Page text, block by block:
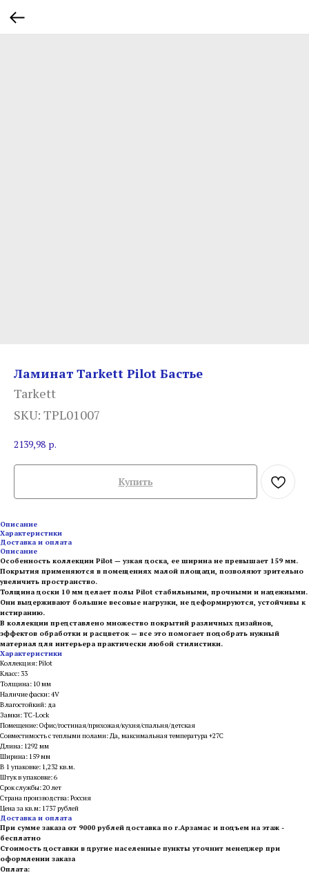
Ламинат Tarkett Pilot Бастье
Tarkett
SKU: TPL01007
2139,98 р.
Купить
Описание
Характеристики
Доставка и оплата
Описание
Особенность коллекции Pilot — узкая доска, ее ширина не превышает 159 мм.
Покрытия применяются в помещениях малой площади, позволяют зрительно
увеличить пространство.
Толщина доски 10 мм делает полы Pilot стабильными, прочными и надежными.
Они выдерживают большие весовые нагрузки, не деформируются, устойчивы к
истиранию.
В коллекции представлено множество покрытий различных дизайнов,
эффектов обработки и расцветок — все это помогает подобрать нужный
материал для интерьера практически любой стилистики.
Характеристики
Коллекция: Pilot
Класс: 33
Толщина: 10 мм
Наличие фаски: 4V
Влагостойкий: да
Замки: TC-Lock
Помещение: Офис/гостиная/прихожая/кухня/спальня/детская
Совместимость с теплыми полами: Да, максимальная температура +27С
Длина: 1292 мм
Ширина: 159 мм
В 1 упаковке: 1,232 кв.м.
Штук в упаковке: 6
Срок службы: 20 лет
Страна производства: Россия
Цена за кв.м: 1737 рублей
Доставка и оплата
При сумме заказа от 9000 рублей доставка по г.Арзамас и подъем на этаж -
бесплатно
Стоимость доставки в другие населенные пункты уточнит менеджер при
оформлении заказа
Оплата: